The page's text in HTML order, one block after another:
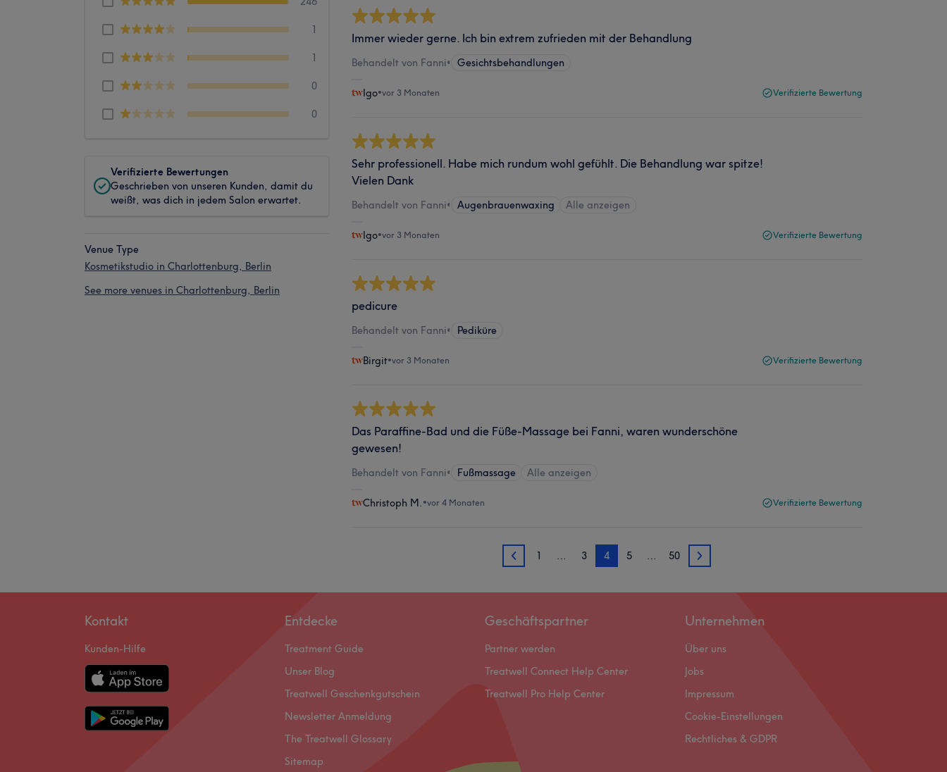
1
1
0
0
Verifizierte Bewertungen
Geschrieben von unseren Kunden, damit du
weißt, was dich in jedem Salon erwartet.
Venue Type
Kosmetikstudio in Charlottenburg, Berlin
See more venues in Charlottenburg, Berlin
Immer wieder gerne. Ich bin extrem zufrieden mit der Behandlung
Behandelt von Fanni• Gesichtsbehandlungen
Igo•vor 3 Monaten Verifizierte Bewertung
Sehr professionell. Habe mich rundum wohl gefühlt. Die Behandlung war spitze!
Vielen Dank
Behandelt von Fanni• Augenbrauenwaxing Alle anzeigen
Igo•vor 3 Monaten Verifizierte Bewertung
pedicure
Behandelt von Fanni• Pediküre
Birgit•vor 3 Monaten Verifizierte Bewertung
Das Paraffine-Bad und die Füße-Massage bei Fanni, waren wunderschöne
gewesen!
Behandelt von Fanni• Fußmassage Alle anzeigen
Christoph M. •vor 4 Monaten Verifizierte Bewertung
3 1 … 3 4 5 … 50 5
Kontakt
Kunden-Hilfe
Entdecke
Treatment Guide
Unser Blog
Treatwell Geschenkgutschein
Newsletter Anmeldung
The Treatwell Glossary
Sitemap
Geschäftspartner
Partner werden
Treatwell Connect Help Center
Treatwell Pro Help Center
Unternehmen
Über uns
Jobs
Impressum
Cookie-Einstellungen
Rechtliches & GDPR